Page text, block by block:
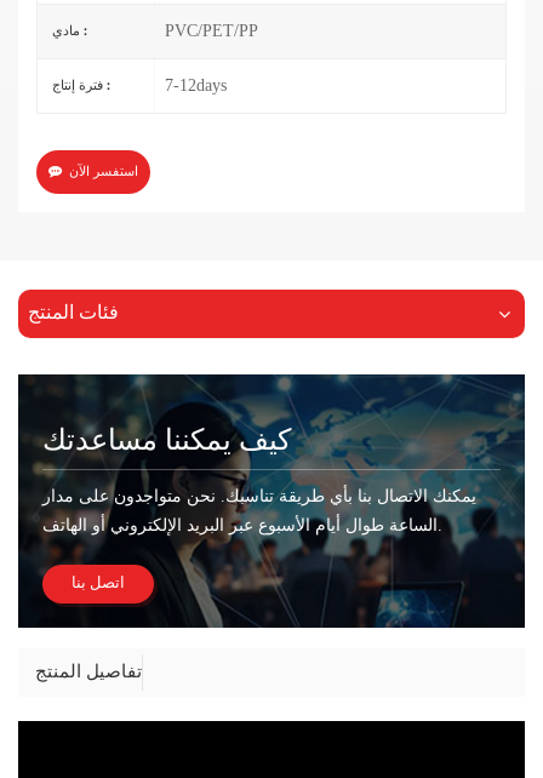
مادي : PVC/PET/PP
فترة إنتاج : 7-12days
استفسر الآن
فئات المنتج
كيف يمكننا مساعدتك
يمكنك الاتصال بنا بأي طريقة تناسبك. نحن متواجدون على مدار
اتصل بنا
تفاصيل المنتج